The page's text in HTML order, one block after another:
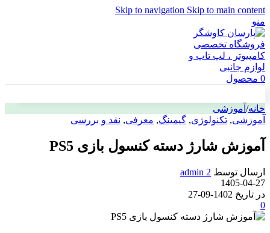
Skip to navigation Skip to main content
منو
0 محصول
خانه/ آموزشی
آموزشی, تکنولوژی, گیمینگ, معرفی, نقد و بررسی
آموزش شارژ دسته کنسول بازی PS5
ارسال توسط admin 2
1405-04-27
در تاریخ 1402-09-27
0